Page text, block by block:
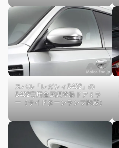
スバル「レガシィS402」の
S402専用金属調塗装ドアミラ
ー（サイドターンランプ内蔵）